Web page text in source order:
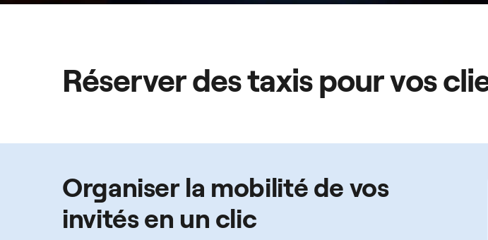
Réserver des taxis pour vos
Organiser la mobilité de vos
invités en un clic